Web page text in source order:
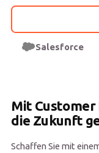
Salesforce
Mit Customer
die Zukunft
Schaffen Sie mit